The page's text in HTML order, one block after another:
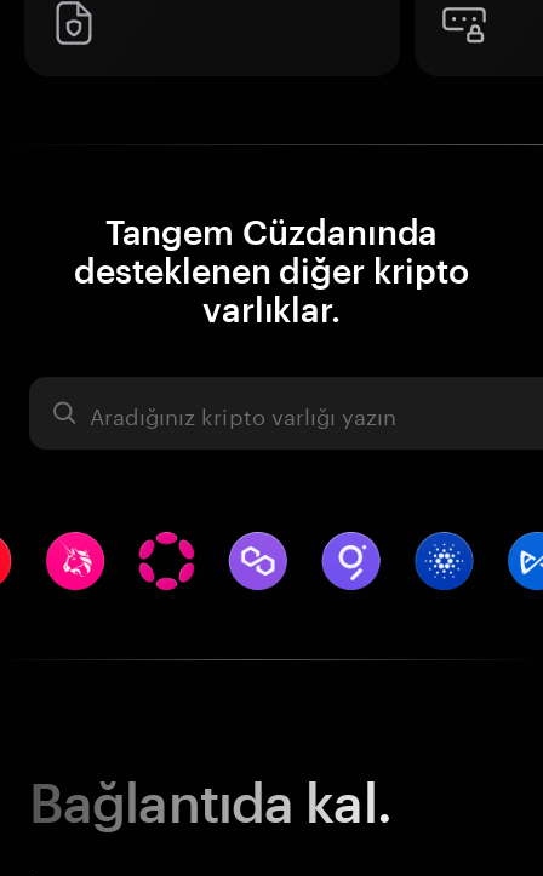
Tangem Cüzdanında
desteklenen diğer kripto
varlıklar.
Varlık
Bağlantıda kal.